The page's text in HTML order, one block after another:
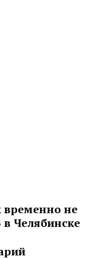
временно не
Челябинске